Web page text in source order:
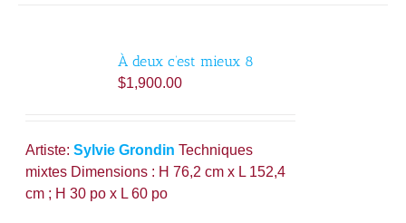
À deux c’est mieux 8
$1,900.00
Artiste:Sylvie Grondin Techniques
mixtes Dimensions : H 76,2 cm x L 152,4
cm ; H 30 po x L 60 po